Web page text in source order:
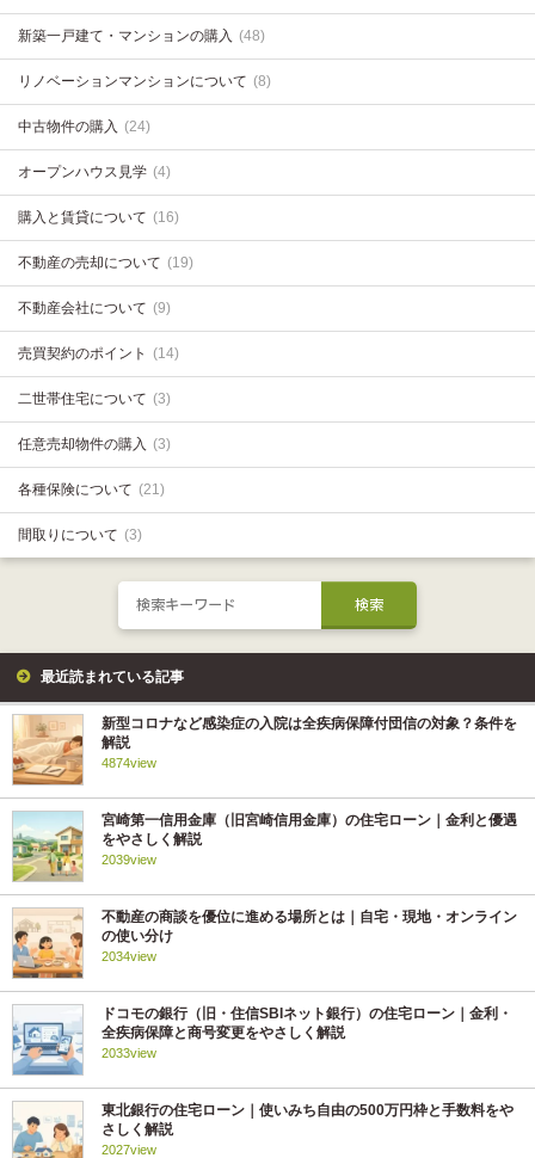
新築一戸建て・マンションの購入 (48)
リノベーションマンションについて (8)
中古物件の購入 (24)
オープンハウス見学 (4)
購入と賃貸について (16)
不動産の売却について (19)
不動産会社について (9)
売買契約のポイント (14)
二世帯住宅について (3)
任意売却物件の購入 (3)
各種保険について (21)
間取りについて (3)
最近読まれている記事
新型コロナなど感染症の入院は全疾病保障付団信の対象？条件を
解説
4874view
宮崎第一信用金庫（旧宮崎信用金庫）の住宅ローン｜金利と優遇
をやさしく解説
2039view
不動産の商談を優位に進める場所とは｜自宅・現地・オンライン
の使い分け
2034view
ドコモの銀行（旧・住信SBIネット銀行）の住宅ローン｜金利・
全疾病保障と商号変更をやさしく解説
2033view
東北銀行の住宅ローン｜使いみち自由の500万円枠と手数料をや
さしく解説
2027view